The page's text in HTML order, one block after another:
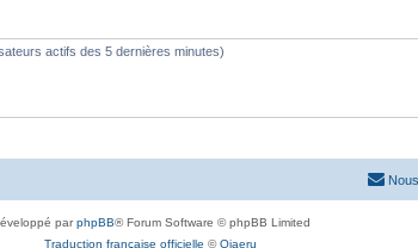
actifs des 5 dernières minutes)
parphpBB® Forum Software © phpBB Limited
Traduction française officielle ©Qiaeru